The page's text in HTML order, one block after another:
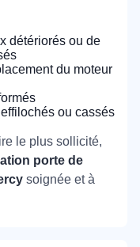
détériorés ou de
du moteur
ou cassés
le plus sollicité,
porte de
soignée et à